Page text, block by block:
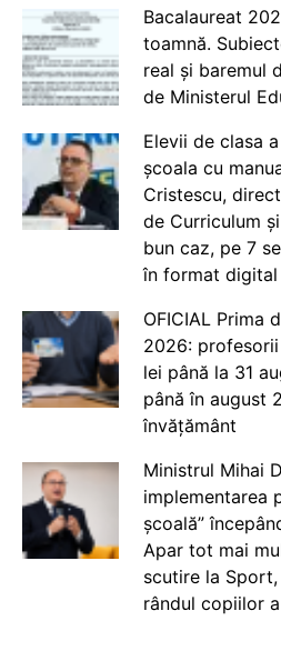
Bacalaureat
toamnă.
real și baremul
de Ministerul
Elevii de clasa
școala cu
Cristescu,
de Curriculum
bun caz, pe 7
în format digital
OFICIAL Prima
2026:
lei până la 31
până în august
învățământ
Ministrul Mihai
implementarea
școală”
Apar tot mai
scutire la
rândul copiilor